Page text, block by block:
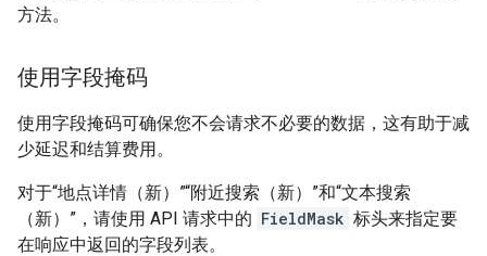
方法。
使用字段掩码
使用字段掩码可确保您不会请求不必要的数据，这有助于减
少延迟和结算费用。
对于“地点详情（新）”“附近搜索（新）”和“文本搜索
（新）”，请使用 API 请求中的 FieldMask 标头来指定要
在响应中返回的字段列表。